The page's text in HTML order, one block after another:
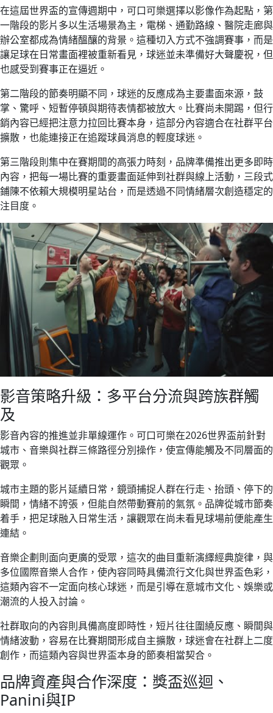
在這屆世界盃的宣傳週期中，可口可樂選擇以影像作為起點，第
一階段的影片多以生活場景為主，電梯、通勤路線、醫院走廊與
辦公室都成為情緒醞釀的背景。這種切入方式不強調賽事，而是
讓足球在日常畫面裡被重新看見，球迷並未準備好大聲慶祝，但
也感受到賽事正在逼近。
第二階段的節奏明顯不同，球迷的反應成為主要畫面來源，鼓
掌、驚呼、短暫停頓與期待表情都被放大。比賽尚未開踢，但行
銷內容已經把注意力拉回比賽本身，這部分內容適合在社群平台
擴散，也能連接正在追蹤球員消息的輕度球迷。
第三階段則集中在賽期間的高張力時刻，品牌準備推出更多即時
內容，把每一場比賽的重要畫面延伸到社群與線上活動，三段式
鋪陳不依賴大規模明星站台，而是透過不同情緒層次創造穩定的
注目度。
影音策略升級：多平台分流與跨族群觸
及
影音內容的推進並非單線運作。可口可樂在2026世界盃前針對
城市、音樂與社群三條路徑分別操作，使宣傳能觸及不同層面的
觀眾。
城市主題的影片延續日常，鏡頭捕捉人群在行走、抬頭、停下的
瞬間，情緒不誇張，但能自然帶動賽前的氣氛。品牌從城市節奏
着手，把足球融入日常生活，讓觀眾在尚未看見球場前便能產生
連結。
音樂企劃則面向更廣的受眾，這次的曲目重新演繹經典旋律，與
多位國際音樂人合作，使內容同時具備流行文化與世界盃色彩，
這類內容不一定面向核心球迷，而是引導在意城市文化、娛樂或
潮流的人投入討論。
社群取向的內容則具備高度即時性，短片往往圍繞反應、瞬間與
情緒波動，容易在比賽期間形成自主擴散，球迷會在社群上二度
創作，而這類內容與世界盃本身的節奏相當契合。
品牌資產與合作深度：獎盃巡迴、
Panini與IP